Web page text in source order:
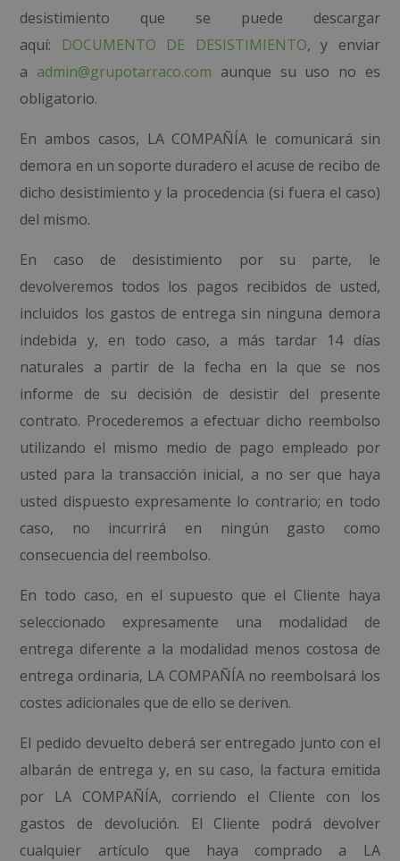
desistimiento que se puede descargar
aquí:
DOCUMENTO DE DESISTIMIENTO, y enviar
a admin@grupotarraco.com aunque su uso no es
obligatorio.
En ambos casos, LA COMPAÑÍA le comunicará sin
demora en un soporte duradero el acuse de recibo de
dicho desistimiento y la procedencia (si fuera el caso)
del mismo.
En caso de desistimiento por su parte, le
devolveremos todos los pagos recibidos de usted,
incluidos los gastos de entrega sin ninguna demora
indebida y, en todo caso, a más tardar 14 días
naturales a partir de la fecha en la que se nos
informe de su decisión de desistir del presente
contrato. Procederemos a efectuar dicho reembolso
utilizando el mismo medio de pago empleado por
usted para la transacción inicial, a no ser que haya
usted dispuesto expresamente lo contrario; en todo
caso, no incurrirá en ningún gasto como
consecuencia del reembolso.
En todo caso, en el supuesto que el Cliente haya
seleccionado expresamente una modalidad de
entrega diferente a la modalidad menos costosa de
entrega ordinaria, LA COMPAÑÍA no reembolsará los
costes adicionales que de ello se deriven.
El pedido devuelto deberá ser entregado junto con el
albarán de entrega y, en su caso, la factura emitida
por LA COMPAÑÍA, corriendo el Cliente con los
gastos de devolución. El Cliente podrá devolver
cualquier artículo que haya comprado a LA